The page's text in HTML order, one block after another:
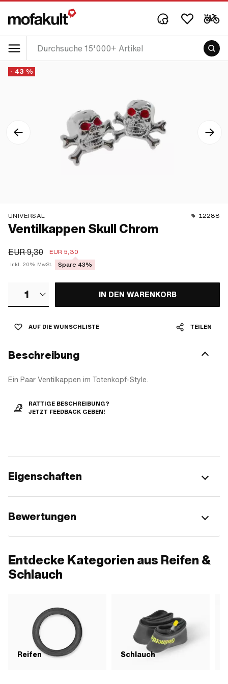
- 43 %
UNIVERSAL 12288
Ventilkappen Skull Chrom
EUR 9,30 EUR 5,30
Inkl. 20% MwSt. Spare 43%
1 IN DEN WARENKORB
AUF DIE WUNSCHLISTE TEILEN
Beschreibung
Ein Paar Ventilkappen im Totenkopf-Style.
RATTIGE BESCHREIBUNG?
JETZT FEEDBACK GEBEN!
Eigenschaften
Bewertungen
Entdecke Kategorien aus Reifen &
Schlauch
Reifen Schlauch